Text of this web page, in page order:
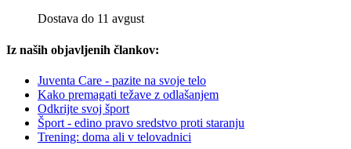
Dostava do 11 avgust
Iz naših objavljenih člankov:
Juventa Care - pazite na svoje telo
Kako premagati težave z odlašanjem
Odkrijte svoj šport
Šport - edino pravo sredstvo proti staranju
Trening: doma ali v telovadnici